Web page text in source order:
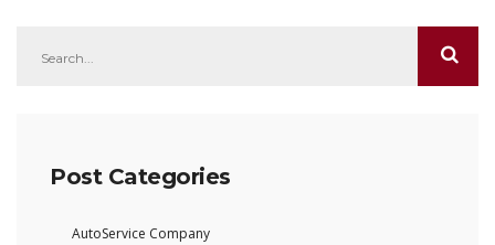
Post Categories
AutoService Company